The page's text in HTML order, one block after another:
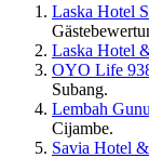
Laska Hotel
Laska Hotel
OYO Life
Subang.
Lembah
Cijambe.
Savia Hotel